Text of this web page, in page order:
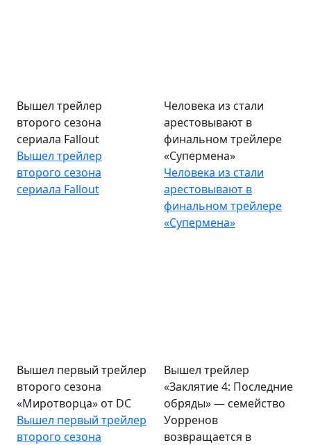
Вышел трейлер
второго сезона
сериала Fallout
Вышел трейлер
второго сезона
сериала Fallout
Человека из стали
арестовывают в
финальном трейлере
«Супермена»
Человека из стали
арестовывают в
финальном трейлере
«Супермена»
Вышел первый трейлер
второго сезона
«Миротворца» от DC
Вышел первый трейлер
второго сезона
Вышел трейлер
«Заклятие 4: Последние
обряды» — семейство
Уорренов
возвращается в